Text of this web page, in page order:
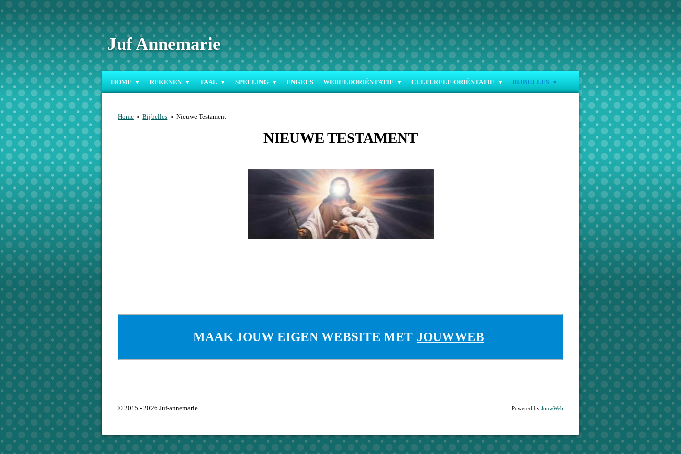
Ga
direct
naar
de
hoofdinhoud
Juf Annemarie
HOME REKENEN TAAL SPELLING ENGELS WERELDORIËNTATIE CULTURELE ORIËNTATIE BIJBELLES
Home » Bijbelles » Nieuwe Testament
NIEUWE TESTAMENT
MAAK JOUW EIGEN WEBSITE MET JOUWWEB
© 2015 - 2026 Juf-annemarie Powered by JouwWeb